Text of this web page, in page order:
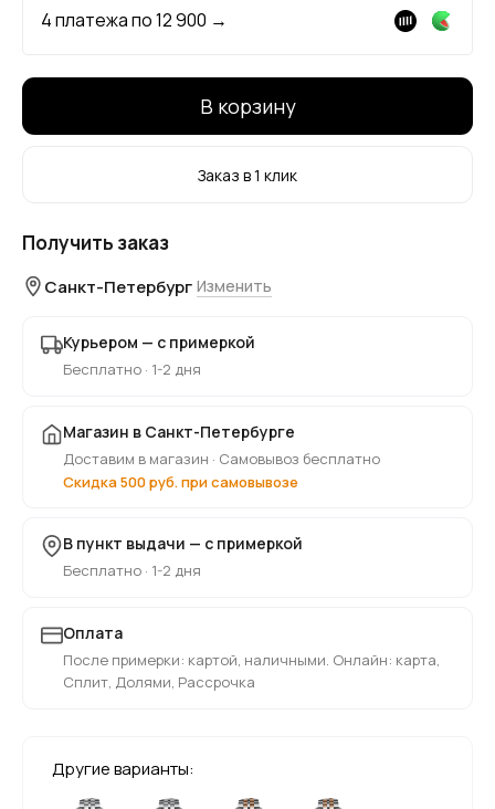
4 платежа по12 900 →
В корзину
Заказ в 1 клик
Получить заказ
Санкт-Петербург Изменить
Курьером — с примеркой
Бесплатно · 1-2 дня
Магазин в Санкт-Петербурге
Доставим в магазин · Самовывоз бесплатно
Скидка 500 руб. при самовывозе
В пункт выдачи — с примеркой
Бесплатно · 1-2 дня
Оплата
После примерки: картой, наличными. Онлайн: карта,
Сплит, Долями, Рассрочка
Другие варианты: